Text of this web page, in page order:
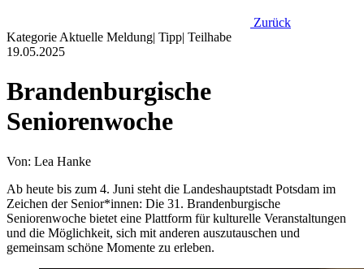
Zurück
Kategorie Aktuelle Meldung| Tipp| Teilhabe
19.05.2025
Brandenburgische
Seniorenwoche
Von: Lea Hanke
Ab heute bis zum 4. Juni steht die Landeshauptstadt Potsdam im
Zeichen der Senior*innen: Die 31. Brandenburgische
Seniorenwoche bietet eine Plattform für kulturelle Veranstaltungen
und die Möglichkeit, sich mit anderen auszutauschen und
gemeinsam schöne Momente zu erleben.